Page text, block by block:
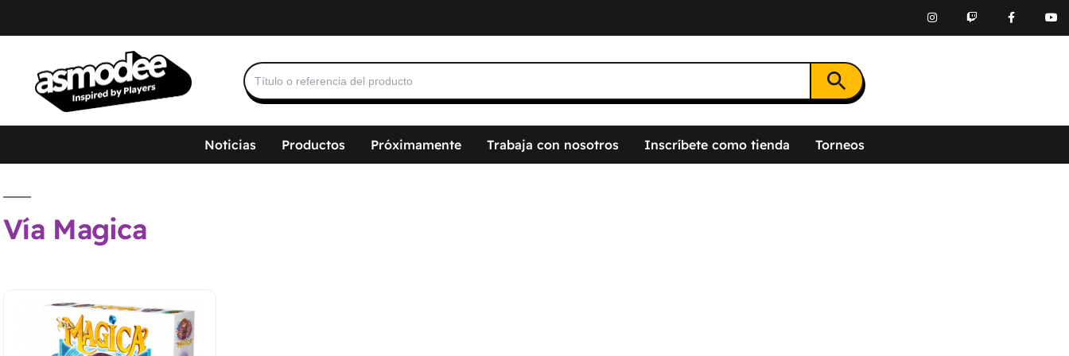
Buscar: Botón de búsqueda
Noticias Productos Próximamente Trabaja con nosotros Inscríbete como tienda Torneos
Vía Magica